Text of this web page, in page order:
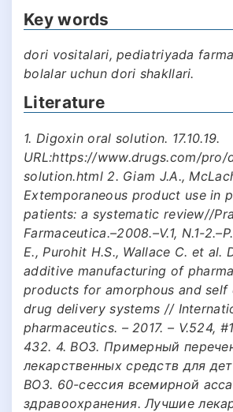
Key words
dori vositalari, pediatriyada
bolalar uchun dori shakllari.
Literature
1. Digoxin oral solution. 17.10.19.
URL:https://www.drugs.com/
solution.html 2. Giam J.A.,
Extemporaneous product use in
patients: a systematic review//
Farmaceutica.–2008.–V.1, N.1-
E., Purohit H.S., Wallace C. et al.
additive manufacturing of
products for amorphous and self
drug delivery systems //
pharmaceutics. – 2017. – V.524,
432. 4. ВOЗ. Примерный
лекарственных средств для
ВОЗ. 60-сессия всемирной
здравоохранения. Лучшие